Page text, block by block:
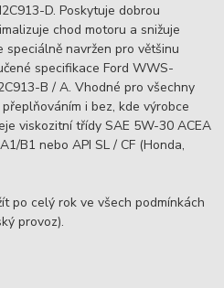
D. Poskytuje dobrou
chod motoru a snižuje
speciálně navržen pro většinu
specifikace Ford WWS-
B / A. Vhodné pro všechny
i bez, kde výrobce
viskozitní třídy SAE 5W-30 ACEA
B1 nebo API SL / CF (Honda,
po celý rok ve všech podmínkách
provoz).